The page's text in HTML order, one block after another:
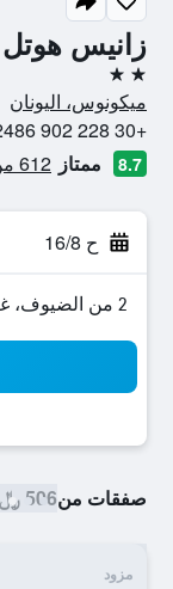
زانيس هوتل
2 نجمتين
ميكونوس، اليونان
+30 228 902 2486
8.7 ممتاز 612 من التقييمات تم التحقق منها
ح 16/8
2 من الضيوف، غرفة واحدة
صفقات من506 ﷼
مزود